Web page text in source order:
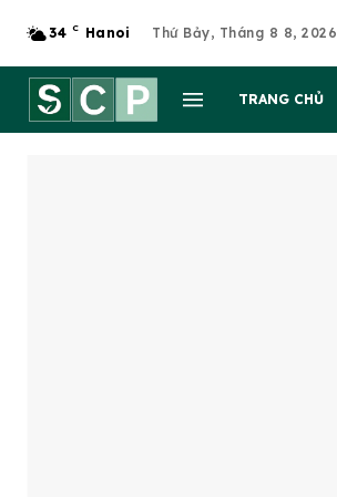
34 C Hanoi Thứ Bảy, Tháng 8 8, 2026
TRANG CHỦ